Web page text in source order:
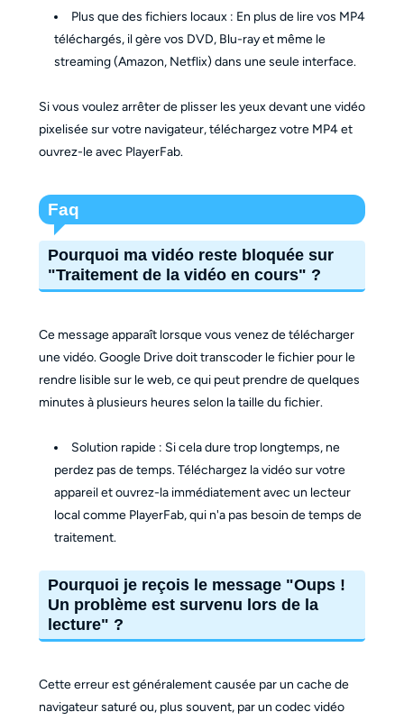
Plus que des fichiers locaux : En plus de lire vos MP4
téléchargés, il gère vos DVD, Blu-ray et même le
streaming (Amazon, Netflix) dans une seule interface.
Si vous voulez arrêter de plisser les yeux devant une vidéo
pixelisée sur votre navigateur, téléchargez votre MP4 et
ouvrez-le avec PlayerFab.
Faq
Pourquoi ma vidéo reste bloquée sur
"Traitement de la vidéo en cours" ?
Ce message apparaît lorsque vous venez de télécharger
une vidéo. Google Drive doit transcoder le fichier pour le
rendre lisible sur le web, ce qui peut prendre de quelques
minutes à plusieurs heures selon la taille du fichier.
Solution rapide : Si cela dure trop longtemps, ne
perdez pas de temps. Téléchargez la vidéo sur votre
appareil et ouvrez-la immédiatement avec un lecteur
local comme PlayerFab, qui n'a pas besoin de temps de
traitement.
Pourquoi je reçois le message "Oups !
Un problème est survenu lors de la
lecture" ?
Cette erreur est généralement causée par un cache de
navigateur saturé ou, plus souvent, par un codec vidéo